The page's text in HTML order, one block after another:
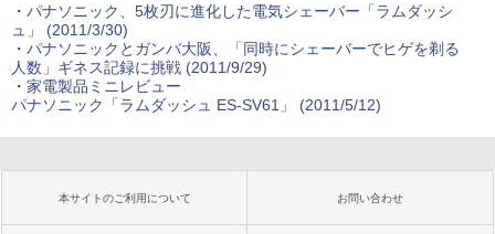
・ パナソニック、5枚刃に進化した電気シェーバー「ラムダッシ
ュ」 (2011/3/30)
・ パナソニックとガンバ大阪、「同時にシェーバーでヒゲを剃る
人数」ギネス記録に挑戦 (2011/9/29)
・ 家電製品ミニレビュー
パナソニック「ラムダッシュ ES-SV61」 (2011/5/12)
本サイトのご利用について お問い合わせ